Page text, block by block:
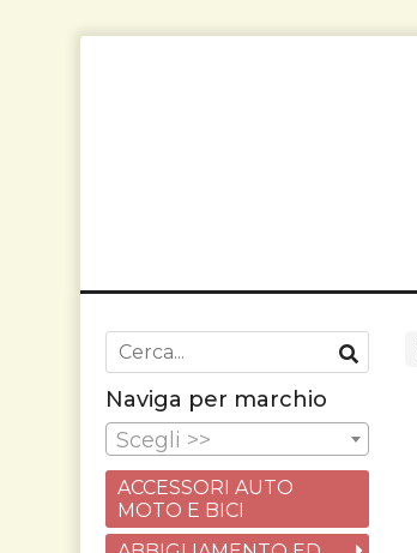
Naviga per marchio
Scegli >>
ACCESSORI AUTO
MOTO E BICI